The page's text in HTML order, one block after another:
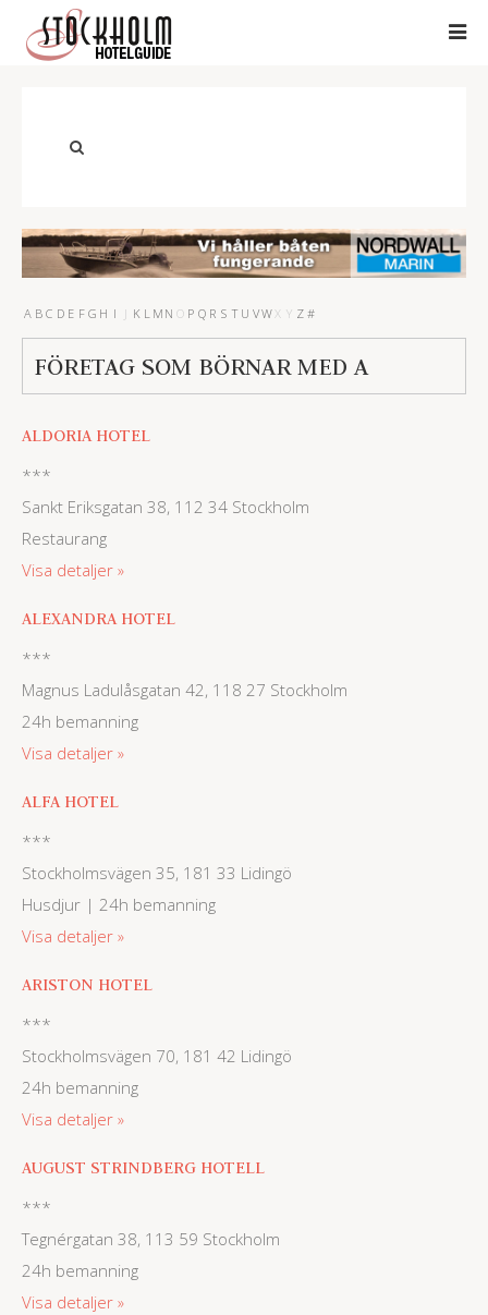
A B C D E F G H I J K L M N O P Q R S T U VWX Y Z #
FÖRETAG SOM BÖRNAR MED A
ALDORIA HOTEL
***
Sankt Eriksgatan 38, 112 34 Stockholm
Restaurang
Visa detaljer
ALEXANDRA HOTEL
***
Magnus Ladulåsgatan 42, 118 27 Stockholm
24h bemanning
Visa detaljer
ALFA HOTEL
***
Stockholmsvägen 35, 181 33 Lidingö
Husdjur | 24h bemanning
Visa detaljer
ARISTON HOTEL
***
Stockholmsvägen 70, 181 42 Lidingö
24h bemanning
Visa detaljer
AUGUST STRINDBERG HOTELL
***
Tegnérgatan 38, 113 59 Stockholm
24h bemanning
Visa detaljer